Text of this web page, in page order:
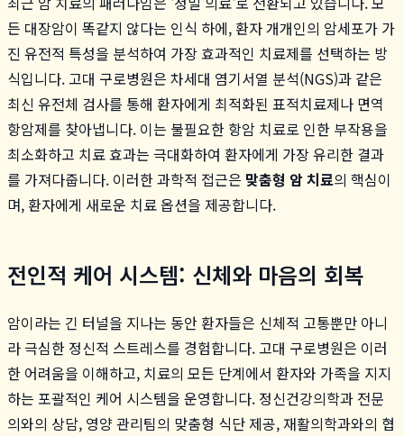
든 대장암이 똑같지 않다는 인식 하에, 환자 개개인의 암세포가 가
진 유전적 특성을 분석하여 가장 효과적인 치료제를 선택하는 방
식입니다. 고대 구로병원은 차세대 염기서열 분석(NGS)과 같은
최신 유전체 검사를 통해 환자에게 최적화된 표적치료제나 면역
항암제를 찾아냅니다. 이는 불필요한 항암 치료로 인한 부작용을
최소화하고 치료 효과는 극대화하여 환자에게 가장 유리한 결과
를 가져다줍니다. 이러한 과학적 접근은 맞춤형 암 치료의 핵심이
며, 환자에게 새로운 치료 옵션을 제공합니다.
전인적 케어 시스템: 신체와 마음의 회복
암이라는 긴 터널을 지나는 동안 환자들은 신체적 고통뿐만 아니
라 극심한 정신적 스트레스를 경험합니다. 고대 구로병원은 이러
한 어려움을 이해하고, 치료의 모든 단계에서 환자와 가족을 지지
하는 포괄적인 케어 시스템을 운영합니다. 정신건강의학과 전문
의와의 상담, 영양 관리팀의 맞춤형 식단 제공, 재활의학과와의 협